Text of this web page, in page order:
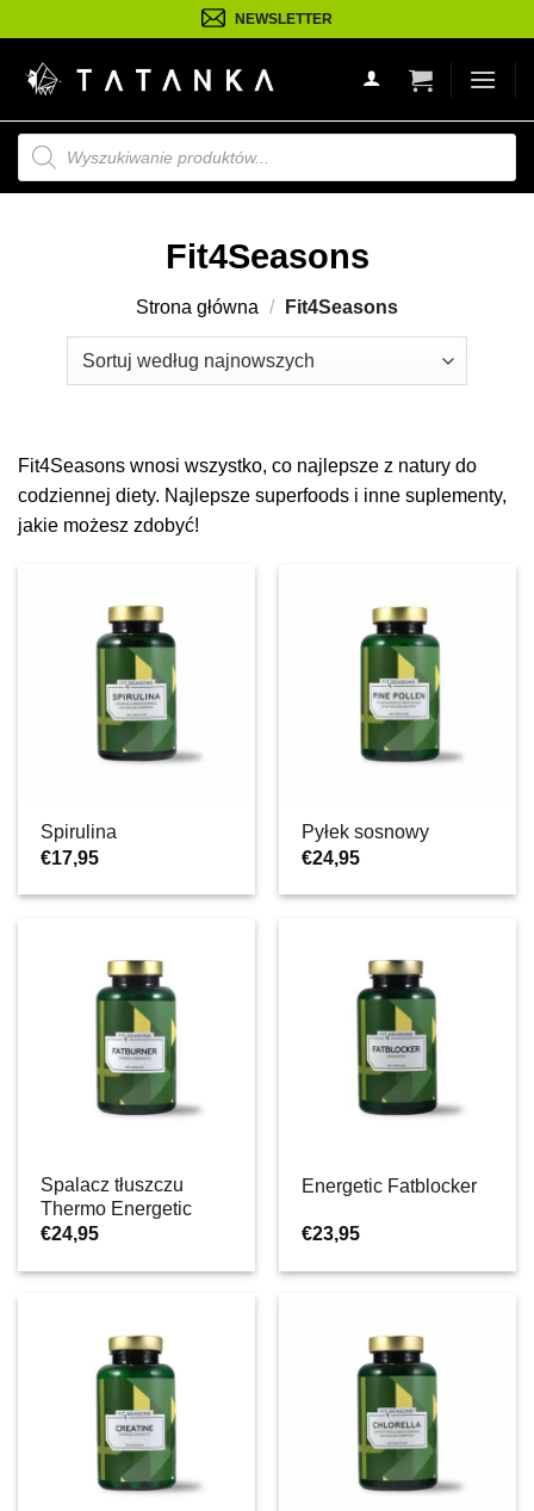
do
treści
NEWSLETTER
Wyszukiwarka
produktów
Fit4Seasons
Strona główna / Fit4Seasons
Fit4Seasons wnosi wszystko, co najlepsze z natury do
codziennej diety. Najlepsze superfoods i inne suplementy,
jakie możesz zdobyć!
Spirulina
€17,95
Pyłek sosnowy
€24,95
Spalacz tłuszczu
Thermo Energetic
€24,95
Energetic Fatblocker
€23,95